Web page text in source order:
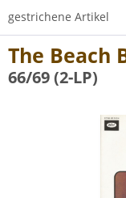
gestrichene Artikel
The Beach
66/69 (2-LP)